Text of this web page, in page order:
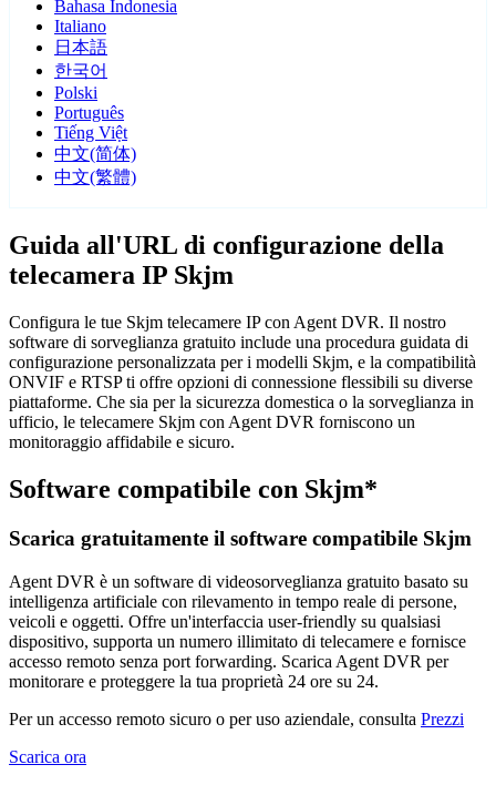
Bahasa Indonesia
Italiano
日本語
한국어
Polski
Português
Tiếng Việt
中文(简体)
中文(繁體)
Guida all'URL di configurazione della
telecamera IP Skjm
Configura le tue Skjm telecamere IP con Agent DVR. Il nostro
software di sorveglianza gratuito include una procedura guidata di
configurazione personalizzata per i modelli Skjm, e la compatibilità
ONVIF e RTSP ti offre opzioni di connessione flessibili su diverse
piattaforme. Che sia per la sicurezza domestica o la sorveglianza in
ufficio, le telecamere Skjm con Agent DVR forniscono un
monitoraggio affidabile e sicuro.
Software compatibile con Skjm*
Scarica gratuitamente il software compatibile Skjm
Agent DVR è un software di videosorveglianza gratuito basato su
intelligenza artificiale con rilevamento in tempo reale di persone,
veicoli e oggetti. Offre un'interfaccia user-friendly su qualsiasi
dispositivo, supporta un numero illimitato di telecamere e fornisce
accesso remoto senza port forwarding. Scarica Agent DVR per
monitorare e proteggere la tua proprietà 24 ore su 24.
Per un accesso remoto sicuro o per uso aziendale, consulta Prezzi
Scarica ora